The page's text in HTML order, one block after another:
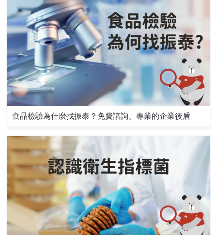
食品檢驗為什麼找振泰？免費諮詢、專業的企業後盾